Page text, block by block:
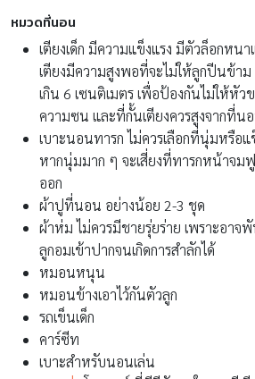
หมวดที่นอน
เตียงเด็ก มีความแข็งแรง มีตัวล็อกหน
เตียงมีความสูงพอที่จะไม่ให้ลูกปีนข้าม
เกิน 6 เซนติเมตร เพื่อป้องกันไม่ให้หัว
ความซน และที่กั้นเตียงควรสูงจากที่น
เบาะนอนทารก ไม่ควรเลือกที่นุ่มหรือแ
หากนุ่มมาก ๆ จะเสี่ยงที่ทารกหน้าจมฟู
ออก
ผ้าปูที่นอน อย่างน้อย 2-3 ชุด
ผ้าห่ม ไม่ควรมีชายรุ่ยร่าย เพราะอาจ
ลูกอมเข้าปากจนเกิดการสำลักได้
หมอนหนุน
หมอนข้างเอาไว้กันตัวลูก
รถเข็นเด็ก
คาร์ซีท
เบาะสำหรับนอนเล่น